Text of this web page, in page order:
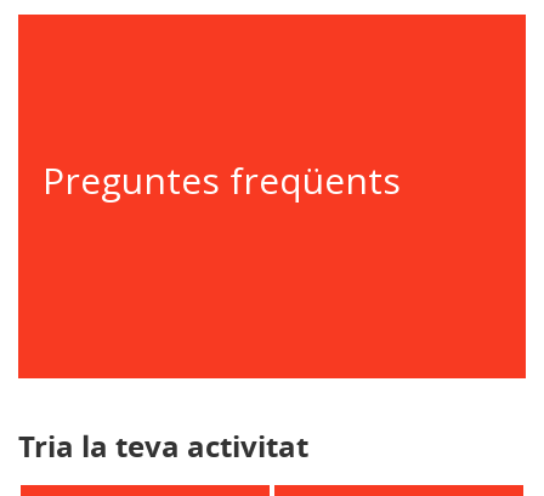
Preguntes freqüents
Tria la teva activitat